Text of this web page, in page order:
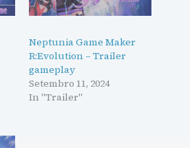
Neptunia Game Maker
R:Evolution – Trailer
gameplay
Setembro 11, 2024
In "Trailer"